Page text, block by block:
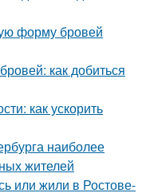
форму бровей
как добиться
как ускорить
наиболее
жителей
или жили в Ростове-